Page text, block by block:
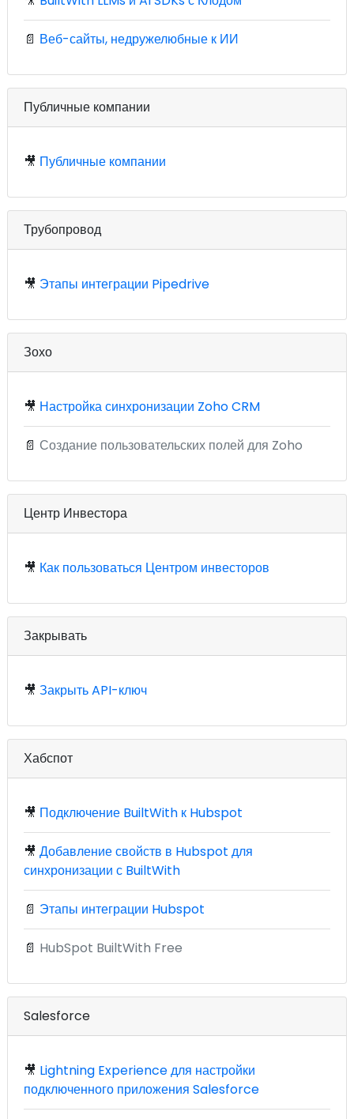
📄 Веб-сайты, недружелюбные к ИИ
Публичные компании
🎥 Публичные компании
Трубопровод
🎥 Этапы интеграции Pipedrive
Зохо
🎥 Настройка синхронизации Zoho CRM
📄 Создание пользовательских полей для Zoho
Центр Инвестора
🎥 Как пользоваться Центром инвесторов
Закрывать
🎥 Закрыть API-ключ
Хабспот
🎥 Подключение BuiltWith к Hubspot
🎥 Добавление свойств в Hubspot для
синхронизации с BuiltWith
📄 Этапы интеграции Hubspot
📄 HubSpot BuiltWith Free
Salesforce
🎥 Lightning Experience для настройки
подключенного приложения Salesforce